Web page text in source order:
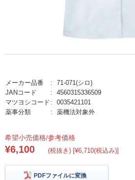
メーカー品番
71-071(シロ)
JANコード
4560315336509
マツヨシコード
0035421101
薬事分類
薬機法対象外
希望小売価格/参考価格
¥6,100 (税抜き) [¥6,710(税込み)]
PDFファイルに変換